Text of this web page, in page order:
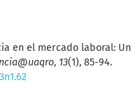
en el mercado laboral: Un
, 13(1), 85-94.